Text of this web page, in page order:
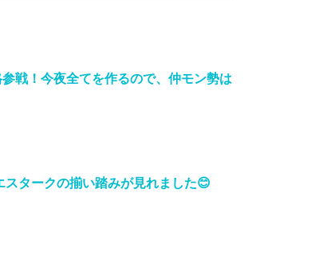
戦！今夜全てを作るので、仲モン勢は
タークの揃い踏みが見れました😊